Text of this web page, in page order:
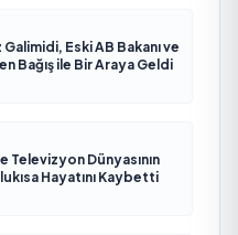
Eski AB Bakanı ve
Bağış ile Bir Araya Geldi
Televizyon Dünyasının
Hayatını Kaybetti